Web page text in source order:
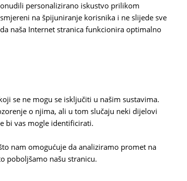
personalizirano iskustvo prilikom
na špijuniranje korisnika i ne slijede sve
naša Internet stranica funkcionira optimalno
se ne mogu se isključiti u našim sustavima.
o njima, ali u tom slučaju neki dijelovi
bi vas mogle identificirati.
nam omogućuje da analiziramo promet na
poboljšamo našu stranicu.